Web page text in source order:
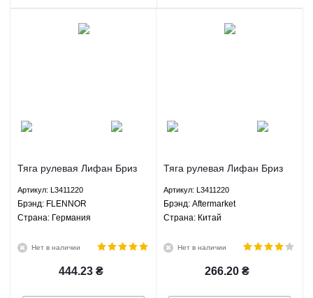
Тяга рулевая Лифан Бриз
Breez SMA Maple 1.3 1.5 1.6
1.8 МКПП - L3411220
FLENNOR
Артикул: L3411220
Брэнд: FLENNOR
Страна: Германия
Нет в наличии
444.23 ₴
Тяга рулевая Лифан Бриз
Breez SMA Maple 1.3 1.5 1.6
1.8 МКПП - L3411220
Aftermarket
Артикул: L3411220
Брэнд: Aftermarket
Страна: Китай
Нет в наличии
266.20 ₴